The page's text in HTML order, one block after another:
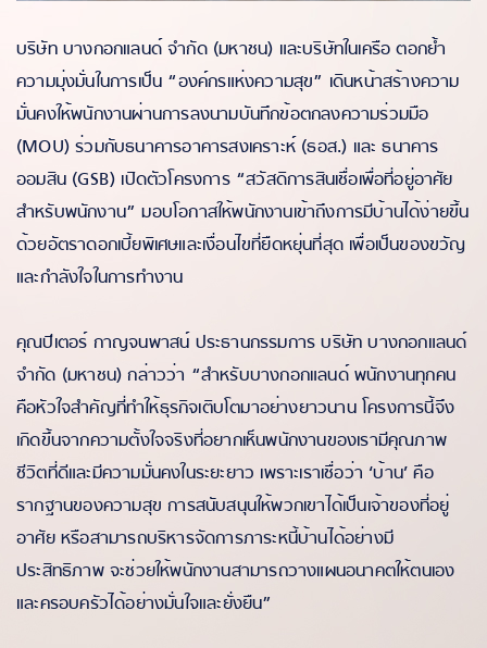
บริษัท บางกอกแลนด์ จำกัด (มหาชน) และบริษัทในเครือ ตอกย้ำ
ความมุ่งมั่นในการเป็น “องค์กรแห่งความสุข” เดินหน้าสร้างความ
มั่นคงให้พนักงานผ่านการลงนามบันทึกข้อตกลงความร่วมมือ
(MOU) ร่วมกับธนาคารอาคารสงเคราะห์ (ธอส.) และ ธนาคาร
ออมสิน (GSB) เปิดตัวโครงการ “สวัสดิการสินเชื่อเพื่อที่อยู่อาศัย
สำหรับพนักงาน” มอบโอกาสให้พนักงานเข้าถึงการมีบ้านได้ง่ายขึ้น
ด้วยอัตราดอกเบี้ยพิเศษและเงื่อนไขที่ยืดหยุ่นที่สุด เพื่อเป็นของขวัญ
และกำลังใจในการทำงาน
คุณปีเตอร์ กาญจนพาสน์ ประธานกรรมการ บริษัท บางกอกแลนด์
จำกัด (มหาชน) กล่าวว่า “สำหรับบางกอกแลนด์ พนักงานทุกคน
คือหัวใจสำคัญที่ทำให้ธุรกิจเติบโตมาอย่างยาวนาน โครงการนี้จึง
เกิดขึ้นจากความตั้งใจจริงที่อยากเห็นพนักงานของเรามีคุณภาพ
ชีวิตที่ดีและมีความมั่นคงในระยะยาว เพราะเราเชื่อว่า ‘บ้าน’ คือ
รากฐานของความสุข การสนับสนุนให้พวกเขาได้เป็นเจ้าของที่อยู่
อาศัย หรือสามารถบริหารจัดการภาระหนี้บ้านได้อย่างมี
ประสิทธิภาพ จะช่วยให้พนักงานสามารถวางแผนอนาคตให้ตนเอง
และครอบครัวได้อย่างมั่นใจและยั่งยืน”